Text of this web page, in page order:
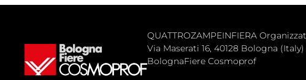
QUATTROZAMPEINFIERA
Via Maserati 16, 40128 Bologna
BolognaFiere Cosmoprof